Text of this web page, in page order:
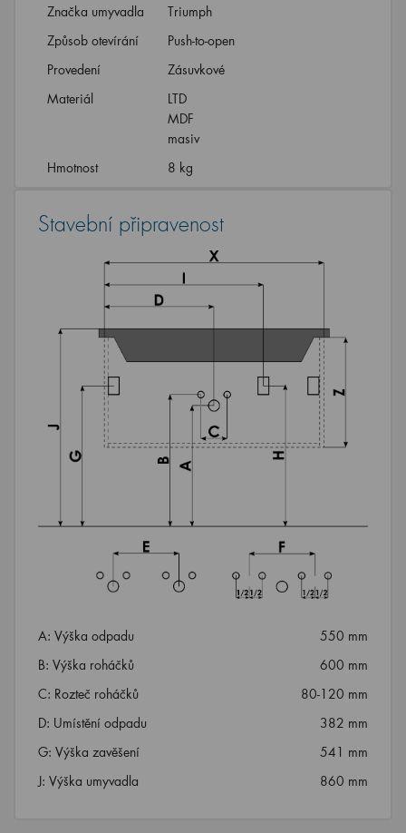
Značka umyvadla
Triumph
Způsob otevírání
Push-to-open
Provedení
Zásuvkové
Materiál
LTD
MDF
masiv
Hmotnost
8 kg
Stavební připravenost
A: Výška odpadu
550 mm
B: Výška roháčků
600 mm
C: Rozteč roháčků
80-120 mm
D: Umístění odpadu
382 mm
G: Výška zavěšení
541 mm
J: Výška umyvadla
860 mm